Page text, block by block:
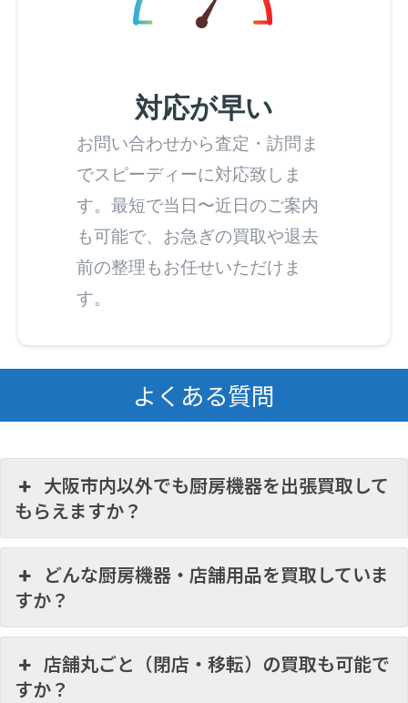
対応が早い
お問い合わせから査定・訪問ま
でスピーディーに対応致しま
す。最短で当日〜近日のご案内
も可能で、お急ぎの買取や退去
前の整理もお任せいただけま
す。
よくある質問
大阪市内以外でも厨房機器を出張買取して
もらえますか？
どんな厨房機器・店舗用品を買取していま
すか？
店舗丸ごと（閉店・移転）の買取も可能で
すか？